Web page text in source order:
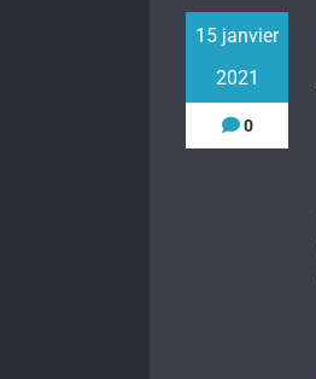
15 janvier
2021
0